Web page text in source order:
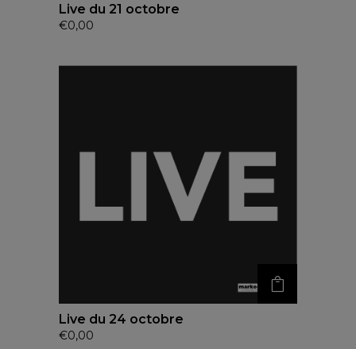
Live du 21 octobre
€0,00
Live du 24 octobre
€0,00